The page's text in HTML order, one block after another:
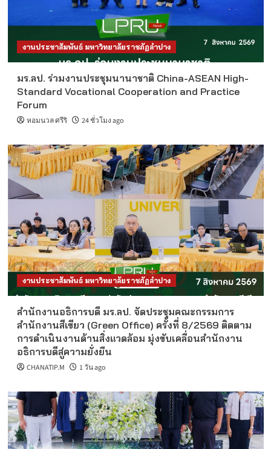
งานประชาสัมพันธ์ มหาวิทยาลัยราชภัฏลำปาง
มร.ลป. ร่วมงานประชุมนานาชาติ China-ASEAN High-
Standard Vocational Cooperation and Practice
Forum
หอมนวล ศรีริ 24 ชั่วโมง ago
งานประชาสัมพันธ์ มหาวิทยาลัยราชภัฏลำปาง
สำนักงานอธิการบดี มร.ลป. จัดประชุมคณะกรรมการ
สำนักงานสีเขียว (Green Office) ครั้งที่ 8/2569 ติดตาม
การดำเนินงานด้านสิ่งแวดล้อม มุ่งขับเคลื่อนสำนักงาน
อธิการบดีสู่ความยั่งยืน
CHANATIP.M 1 วัน ago